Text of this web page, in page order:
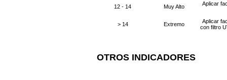
12 - 14 Muy Alto Aplicar
> 14 Extremo
Aplicar
con filtro
OTROS INDICADORES